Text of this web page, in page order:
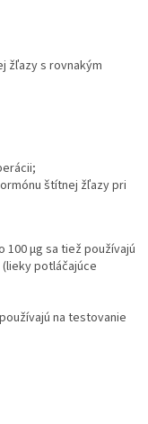
žľazy s rovnakým
štítnej žľazy pri
100 μg sa tiež používajú
potláčajúce
na testovanie